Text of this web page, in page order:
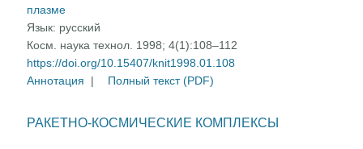
плазме
Язык: русский
Косм. наука технол. 1998; 4(1):108–112
https://doi.org/10.15407/knit1998.01.108
Аннотация
| Полный текст (PDF)
РАКЕТНО-КОСМИЧЕСКИЕ КОМПЛЕКСЫ